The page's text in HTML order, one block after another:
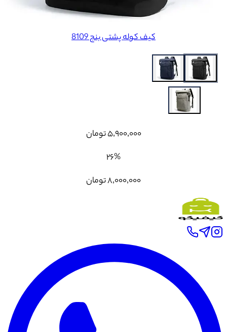
کیف کوله پشتی بنج 8109
۵٬۹۰۰٬۰۰۰تومان
۲۶%
۸٬۰۰۰٬۰۰۰تومان